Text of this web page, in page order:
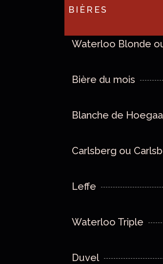
BIÈRES
Waterloo Blonde
Bière du mois
Blanche de
Carlsberg ou
Leffe
Waterloo Triple
Duvel